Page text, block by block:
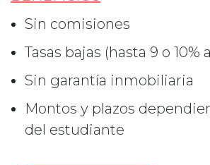
Sin comisiones
Tasas bajas (hasta 9 o 10%
Sin garantía inmobiliaria
Montos y plazos
del estudiante